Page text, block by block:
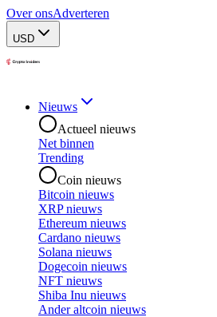
Over onsAdverteren
USD
Nieuws
Actueel nieuws
Net binnen
Trending
Coin nieuws
Bitcoin nieuws
XRP nieuws
Ethereum nieuws
Cardano nieuws
Solana nieuws
Dogecoin nieuws
NFT nieuws
Shiba Inu nieuws
Ander altcoin nieuws